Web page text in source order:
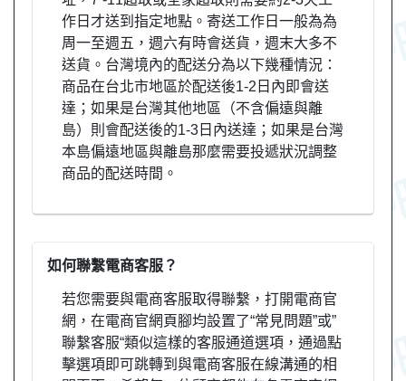
作日才送到指定地點。寄送工作日一般為為
周一至週五，週六有時會送貨，週末大多不
送貨。台灣境內的配送分為以下幾種情況：
商品在台北市地區於配送後1-2日內即會送
達；如果是台灣其他地區（不含偏遠與離
島）則會配送後的1-3日內送達；如果是台灣
本島偏遠地區與離島那麼需要投遞狀況調整
商品的配送時間。
如何聯繫電商客服？
若您需要與電商客服取得聯繫，打開電商官
網，在電商官網頁腳均設置了“常見問題”或”
聯繫客服“類似這樣的客服通道選項，通過點
擊選項即可跳轉到與電商客服在線溝通的相